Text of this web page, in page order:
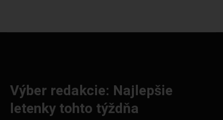
Výber redakcie: Najlepšie
letenky tohto týždňa